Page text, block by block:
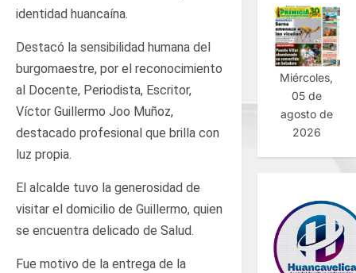
identidad huancaína.
Destacó la sensibilidad humana del
burgomaestre, por el reconocimiento
al Docente, Periodista, Escritor,
Víctor Guillermo Joo Muñoz,
destacado profesional que brilla con
luz propia.
El alcalde tuvo la generosidad de
visitar el domicilio de Guillermo, quien
se encuentra delicado de Salud.
Fue motivo de la entrega de la
Miércoles,
05 de
agosto de
2026